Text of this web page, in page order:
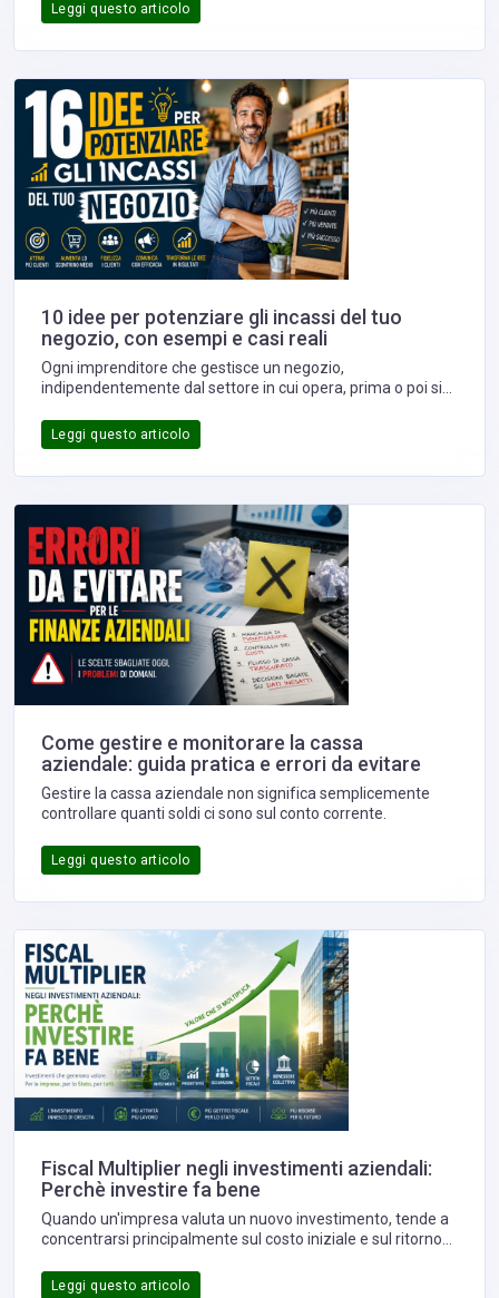
Leggi questo articolo
10 idee per potenziare gli incassi del tuo
negozio, con esempi e casi reali
Ogni imprenditore che gestisce un negozio,
indipendentemente dal settore in cui opera, prima o poi si
senza dover trovare nuovi clienti ogni singolo giorno?
Leggi questo articolo
Come gestire e monitorare la cassa
aziendale: guida pratica e errori da evitare
Gestire la cassa aziendale non significa semplicemente
controllare quanti soldi ci sono sul conto corrente.
Leggi questo articolo
Fiscal Multiplier negli investimenti aziendali:
Perchè investire fa bene
Quando un'impresa valuta un nuovo investimento, tende a
concentrarsi principalmente sul costo iniziale e sul ritorno
spesso sottovalutato, che può modificare in maniera
Leggi questo articolo